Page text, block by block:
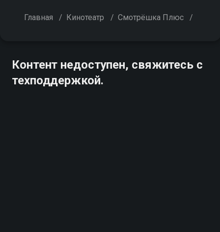
Главная / Кинотеатр / Смотрёшка Плюс /
Контент недоступен, свяжитесь с
техподдержкой.